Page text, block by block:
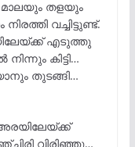
തളയും
വച്ചിട്ടുണ്ട്.
എടുത്തു
കിട്ടി…
തുടങ്ങി…
വിരിഞ്ഞു…